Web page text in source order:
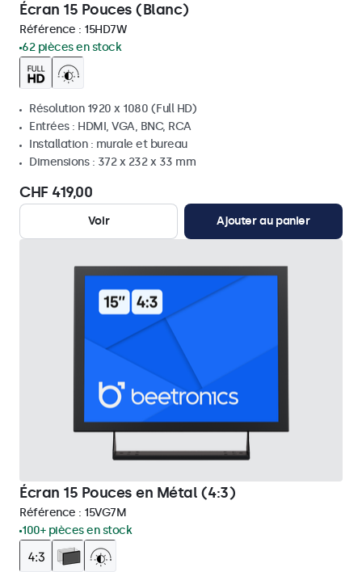
Écran 15 Pouces (Blanc)
Référence : 15HD7W
62 pièces en stock
Résolution 1920 x 1080 (Full HD)
Entrées : HDMI, VGA, BNC, RCA
Installation : murale et bureau
Dimensions : 372 x 232 x 33 mm
CHF 419,00
Voir Ajouter au panier
Écran 15 Pouces en Métal (4:3)
Référence : 15VG7M
100+ pièces en stock